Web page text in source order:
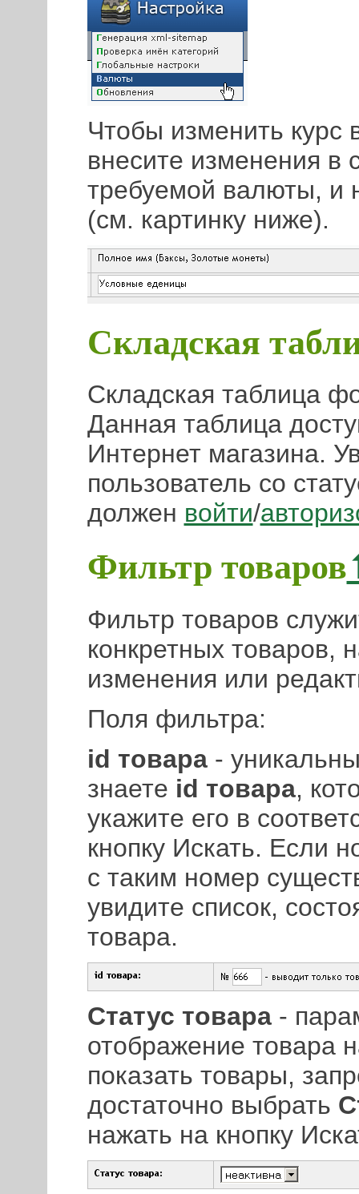
Чтобы изменить
внесите изменения в
требуемой валюты, и
(см. картинку ниже).
Складская
Складская таблица
Данная таблица
Интернет магазина.
пользователь со
должен войти/
Фильтр товаров
Фильтр товаров
конкретных товаров,
изменения или
Поля фильтра:
id товара-
знаете id товара,
укажите его в
кнопку Искать. Если
с таким номер
увидите список,
товара.
Статус товара-
отображение товара
показать товары,
достаточно выбрать
нажать на кнопку